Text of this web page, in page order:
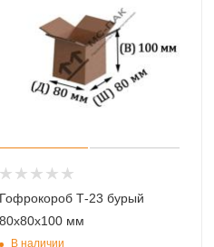
Гофрокороб Т-23 бурый
80х80х100 мм
В наличии